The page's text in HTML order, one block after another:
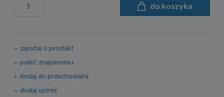
do koszyka
zapytaj o produkt
poleć znajomemu
dodaj do przechowalni
dodaj opinię